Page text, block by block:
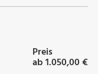
Preis
ab 1.050,00 €